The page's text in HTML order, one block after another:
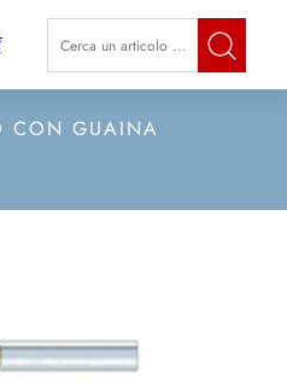
La modifica di un filtro
CON GUAINA